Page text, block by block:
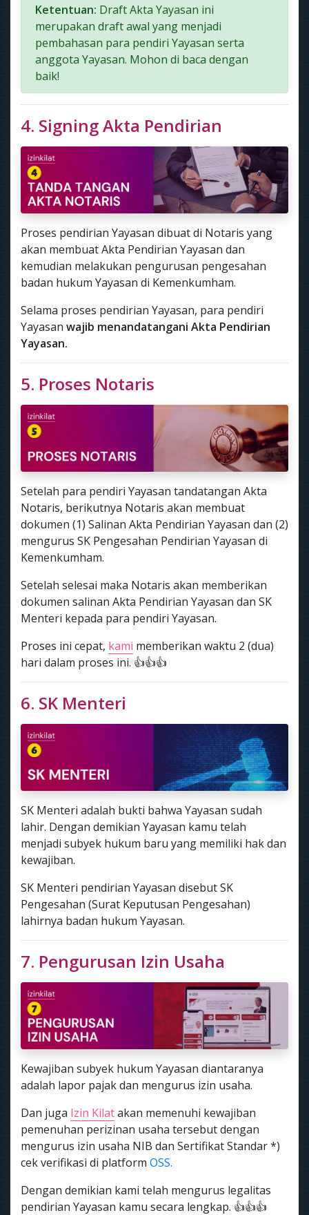
Ketentuan: Draft Akta Yayasan ini
merupakan draft awal yang menjadi
pembahasan para pendiri Yayasan serta
anggota Yayasan. Mohon di baca dengan
baik!
4. Signing Akta Pendirian
Proses pendirian Yayasan dibuat di Notaris yang
akan membuat Akta Pendirian Yayasan dan
kemudian melakukan pengurusan pengesahan
badan hukum Yayasan di Kemenkumham.
Selama proses pendirian Yayasan, para pendiri
Yayasan wajib menandatangani Akta Pendirian
Yayasan.
5. Proses Notaris
Setelah para pendiri Yayasan tandatangan Akta
Notaris, berikutnya Notaris akan membuat
dokumen (1) Salinan Akta Pendirian Yayasan dan (2)
mengurus SK Pengesahan Pendirian Yayasan di
Kemenkumham.
Setelah selesai maka Notaris akan memberikan
dokumen salinan Akta Pendirian Yayasan dan SK
Menteri kepada para pendiri Yayasan.
Proses ini cepat, kami memberikan waktu 2 (dua)
hari dalam proses ini. 👍👍👍
6. SK Menteri
SK Menteri adalah bukti bahwa Yayasan sudah
lahir. Dengan demikian Yayasan kamu telah
menjadi subyek hukum baru yang memiliki hak dan
kewajiban.
SK Menteri pendirian Yayasan disebut SK
Pengesahan (Surat Keputusan Pengesahan)
lahirnya badan hukum Yayasan.
7. Pengurusan Izin Usaha
Kewajiban subyek hukum Yayasan diantaranya
adalah lapor pajak dan mengurus izin usaha.
Dan juga Izin Kilatakan memenuhi kewajiban
pemenuhan perizinan usaha tersebut dengan
mengurus izin usaha NIB dan Sertifikat Standar *)
cek verifikasi di platform OSS.
Dengan demikian kami telah mengurus legalitas
pendirian Yayasan kamu secara lengkap. 👍👍👍